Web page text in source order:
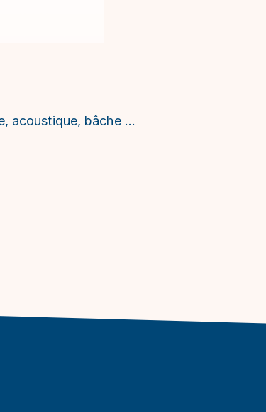
acoustique, bâche …